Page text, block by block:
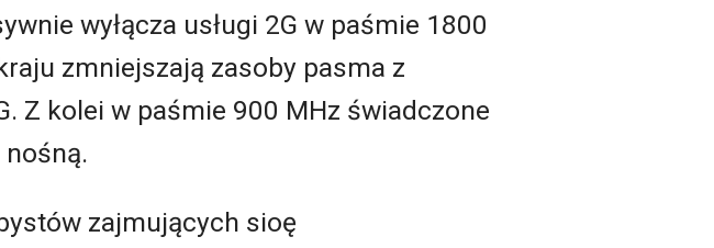
wyłącza usługi 2G w paśmie 1800
zmniejszają zasoby pasma z
Z kolei w paśmie 900 MHz świadczone
zajmujących sioę